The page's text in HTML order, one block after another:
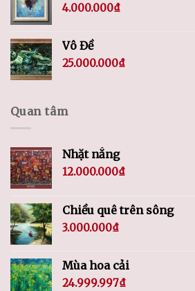
4.000.000₫
Vô Đề
25.000.000₫
Quan tâm
Nhặt nắng
12.000.000₫
Chiều quê trên sông
3.000.000₫
Mùa hoa cải
24.999.997₫